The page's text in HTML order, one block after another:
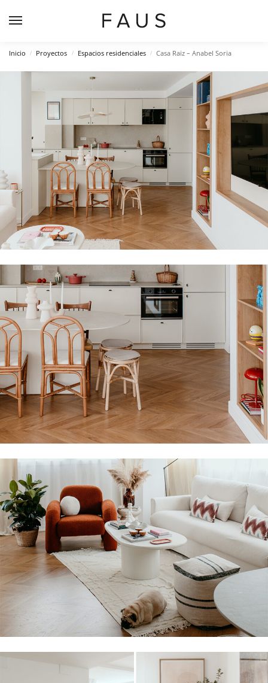
Inicio / Proyectos / Espacios residenciales / Casa Raiz – Anabel Soria